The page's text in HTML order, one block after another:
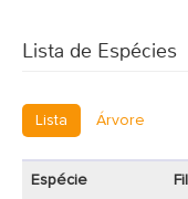
Lista de Espécies
Lista Árvore
Espécie